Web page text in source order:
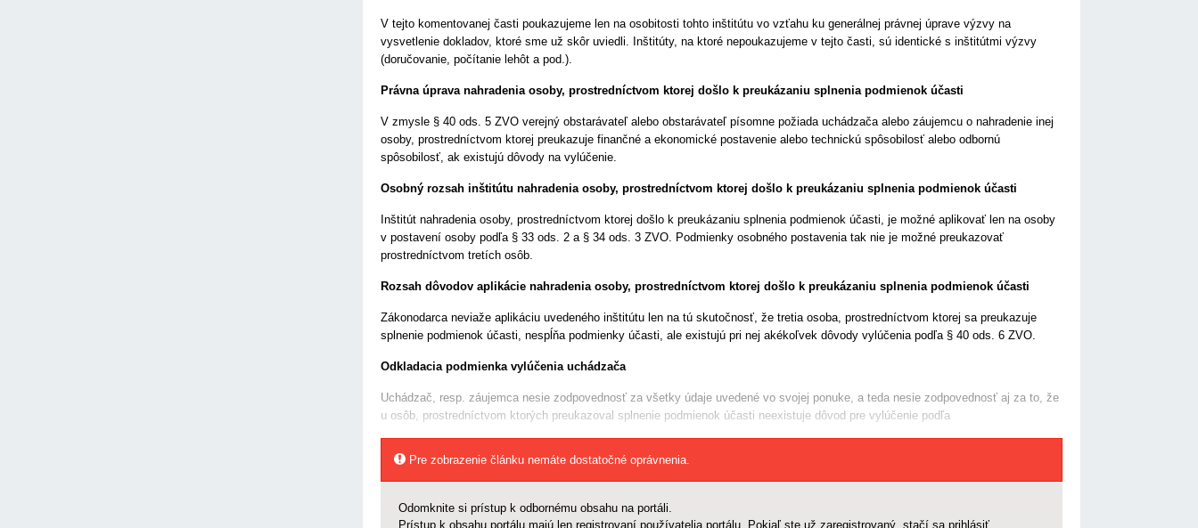
V tejto komentovanej časti poukazujeme len na osobitosti tohto inštitútu vo vzťahu ku generálnej právnej úprave výzvy na
vysvetlenie dokladov, ktoré sme už skôr uviedli. Inštitúty, na ktoré nepoukazujeme v tejto časti, sú identické s inštitútmi výzvy
(doručovanie, počítanie lehôt a pod.).
Právna úprava nahradenia osoby, prostredníctvom ktorej došlo k preukázaniu splnenia podmienok účasti
V zmysle § 40 ods. 5 ZVO verejný obstarávateľ alebo obstarávateľ písomne požiada uchádzača alebo záujemcu o nahradenie inej
osoby, prostredníctvom ktorej preukazuje finančné a ekonomické postavenie alebo technickú spôsobilosť alebo odbornú
spôsobilosť, ak existujú dôvody na vylúčenie.
Osobný rozsah inštitútu nahradenia osoby, prostredníctvom ktorej došlo k preukázaniu splnenia podmienok účasti
Inštitút nahradenia osoby, prostredníctvom ktorej došlo k preukázaniu splnenia podmienok účasti, je možné aplikovať len na osoby
v postavení osoby po­dľa § 33 ods. 2 a § 34 ods. 3 ZVO. Podmienky osobného postavenia tak nie je možné preukazovať
prostredníctvom tretích osôb.
Rozsah dôvodov aplikácie nahradenia osoby, prostredníctvom ktorej došlo k preukázaniu splnenia podmienok účasti
Zákonodarca neviaže aplikáciu uvedeného inštitútu len na tú skutočnosť, že tretia osoba, prostredníctvom ktorej sa preukazuje
splnenie podmienok účasti, nespĺňa podmienky účasti, ale existujú pri nej akékoľvek dôvody vylúčenia podľa § 40 ods. 6 ZVO.
Odkladacia podmienka vylúčenia uchádzača
Uchádzač, resp. záujemca nesie zodpovednosť za všetky údaje uvedené vo svojej ponuke, a teda nesie zodpovednosť aj za to, že
u osôb, prostredníctvom ktorých preukazoval splnenie podmienok účasti neexistuje dôvod pre vylúčenie podľa
Pre zobrazenie článku nemáte dostatočné oprávnenia.
Odomknite si prístup k odbornému obsahu na portáli.
Prístup k obsahu portálu majú len registrovaní používatelia portálu. Pokiaľ ste už zaregistrovaný, stačí sa prihlásiť.